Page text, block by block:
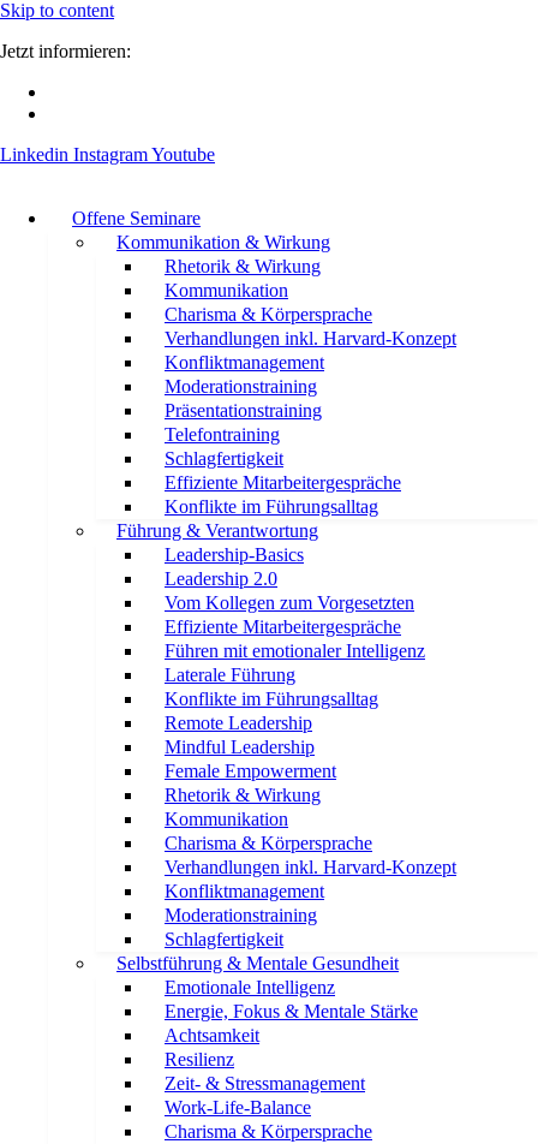
Skip to content
Jetzt informieren:
Linkedin InstagramYoutube
Offene Seminare
Kommunikation & Wirkung
Rhetorik & Wirkung
Kommunikation
Charisma & Körpersprache
Verhandlungen inkl. Harvard-Konzept
Konfliktmanagement
Moderationstraining
Präsentationstraining
Telefontraining
Schlagfertigkeit
Effiziente Mitarbeitergespräche
Konflikte im Führungsalltag
Führung & Verantwortung
Leadership-Basics
Leadership 2.0
Vom Kollegen zum Vorgesetzten
Effiziente Mitarbeitergespräche
Führen mit emotionaler Intelligenz
Laterale Führung
Konflikte im Führungsalltag
Remote Leadership
Mindful Leadership
Female Empowerment
Rhetorik & Wirkung
Kommunikation
Charisma & Körpersprache
Verhandlungen inkl. Harvard-Konzept
Konfliktmanagement
Moderationstraining
Schlagfertigkeit
Selbstführung & Mentale Gesundheit
Emotionale Intelligenz
Energie, Fokus & Mentale Stärke
Achtsamkeit
Resilienz
Zeit- & Stressmanagement
Work-Life-Balance
Charisma & Körpersprache